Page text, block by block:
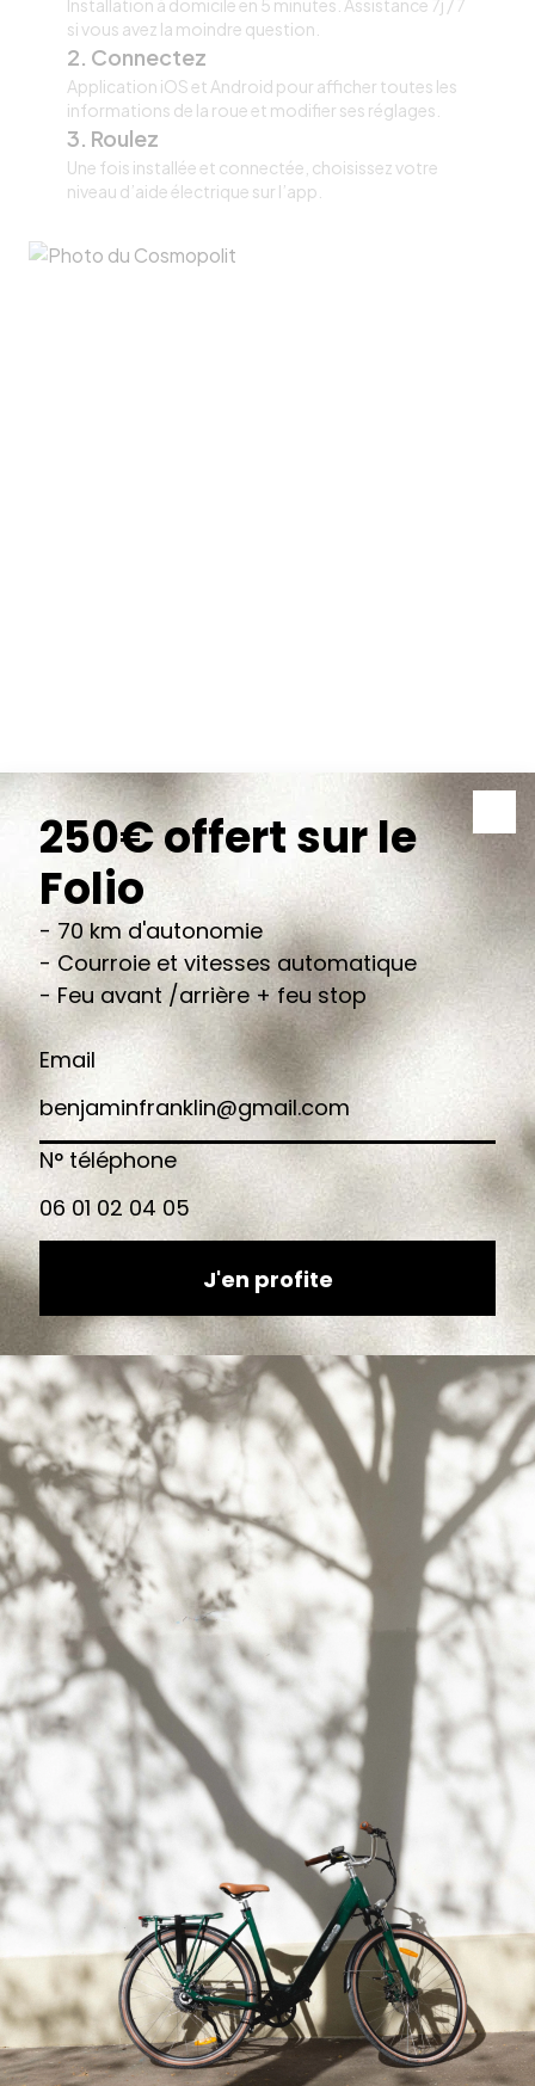
Installation à domicile en 5 minutes. Assistance 7j / 7
si vous avez la moindre question.
2. Connectez
Application iOS et Android pour afficher toutes les
informations de la roue et modifier ses réglages.
3. Roulez
Une fois installée et connectée, choisissez votre
niveau d’aide électrique sur l’app.
L'AVIS DE L'EXPERT
Pourquoi Chango recommande
Cette roue électrique Cosmopolit de la startup
française Reebike, simple d'utilisation et
ergnonomique, vous permet d'électrifier votre
vélo en un clin d'oeil. Quelques minutes suffisent
en suivant le manuel !
Ce qui est top
Roue disponible en plusieurs taille pour
s'adapter à votre cadre
Ce qu'il faut savoir
Contactez-nous pour savoir si votre ville
peut subventionner l'achat d'un tel kit
d'électrification de votre vélo
Boulon de serrage anti-vol fourni
uniquement en option